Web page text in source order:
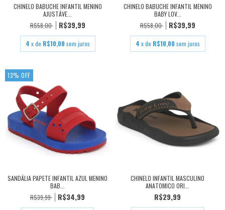
CHINELO BABUCHE INFANTIL MENINO
AJUSTÁVE...
R$58,00
R$39,99
4 x de R$10,00 sem juros
CHINELO BABUCHE INFANTIL MENINO
BABY LOV...
R$58,00
R$39,99
4 x de R$10,00 sem juros
13% OFF
SANDÁLIA PAPETE INFANTIL AZUL MENINO
BAB...
R$39,99
R$34,99
CHINELO INFANTIL MASCULINO
ANATOMICO ORI...
R$29,99